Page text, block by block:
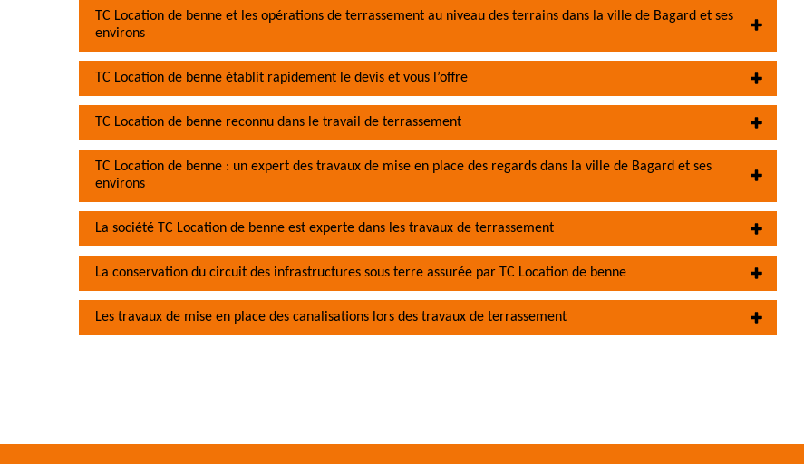
TC Location de benne et les opérations de terrassement au niveau des terrains dans la ville de Bagard et ses
environs
TC Location de benne établit rapidement le devis et vous l’offre
TC Location de benne reconnu dans le travail de terrassement
TC Location de benne : un expert des travaux de mise en place des regards dans la ville de Bagard et ses
environs
La société TC Location de benne est experte dans les travaux de terrassement
La conservation du circuit des infrastructures sous terre assurée par TC Location de benne
Les travaux de mise en place des canalisations lors des travaux de terrassement